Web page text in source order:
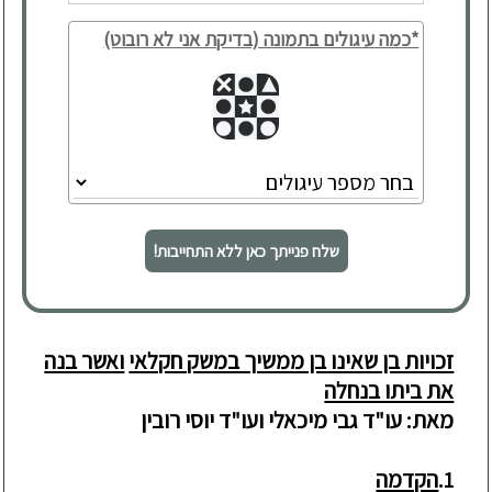
*כמה עיגולים בתמונה (בדיקת אני לא רובוט)
שלח פנייתך כאן ללא התחייבות!
זכויות בן שאינו בן ממשיך במשק חקלאיואשר בנה
את ביתו בנחלה
מאת:עו"ד גבימיכאליועו"ד יוסי רובין
1. הקדמה